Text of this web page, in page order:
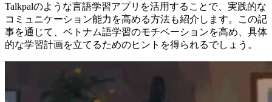
Talkpalのような言語学習アプリを活用することで、実践的な
コミュニケーション能力を高める方法も紹介します。この記
事を通じて、ベトナム語学習のモチベーションを高め、具体
的な学習計画を立てるためのヒントを得られるでしょう。